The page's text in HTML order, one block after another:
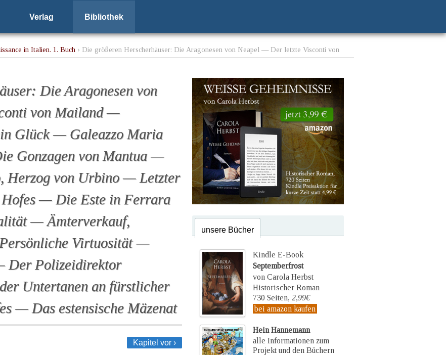
Verlag Bibliothek
in Italien. 1. Buch › Die größeren Herscherhäuser: Die Aragonesen von Neapel — Der letzte Visconti von
Zampante — Teilnahme der Untertanen an fürstlicher Trauer — Pomp des Hofes — Das estensische
Die Aragonesen von
von Mailand —
Glück — Galeazzo Maria
Gonzagen von Mantua —
Herzog von Urbino — Letzter
Hofes — Die Este in Ferrara
— Ämterverkauf,
Virtuosität —
Der Polizeidirektor
Untertanen an fürstlicher
— Das estensische Mäzenat
Kapitel vor ›
unsere Bücher
Kindle E-Book
Septemberfrost
von Carola Herbst
Historischer Roman
730 Seiten, 2,99€
bei amazon kaufen
Hein Hannemann
alle Informationen zum
Projekt und den Büchern